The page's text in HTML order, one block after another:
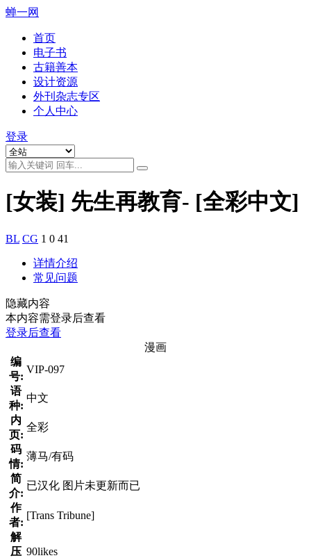
蝉一网
首页
电子书
古籍善本
设计资源
外刊杂志专区
个人中心
登录
[女装] 先生再教育- [全彩中文]
BL CG 1 0 41
详情介绍
常见问题
隐藏内容
本内容需登录后查看
登录后查看
漫画
编
号:
VIP-097
语
种:
中文
内
页:
全彩
码
情:
薄马/有码
简
介:
已汉化 图片未更新而已
作
者:
[Trans Tribune]
解
压 90likes